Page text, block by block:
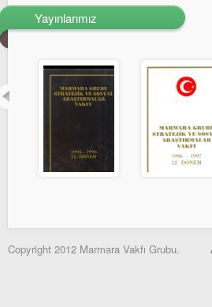
Yayınlarımız
Copyright 2012 Marmara Vakfı Grubu.